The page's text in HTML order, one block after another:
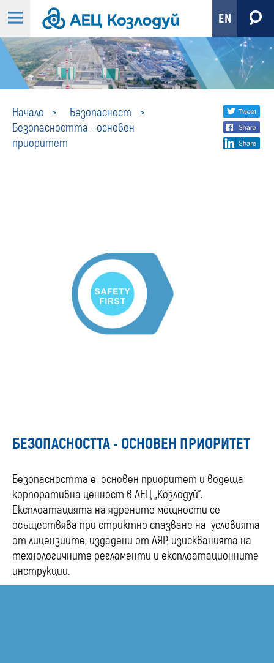
EN
Начало
Безопасност
Безопасността - основен
приоритет
Share
social
БЕЗОПАСНОСТТА - ОСНОВЕН ПРИОРИТЕТ
Безопасността е основен приоритет и водеща
корпоративна ценност в АЕЦ „Козлодуй”.
Експлоатацията на ядрените мощности се
осъществява при стриктно спазване на условията
от лицензиите, издадени от АЯР, изискванията на
технологичните регламенти и експлоатационните
инструкции.